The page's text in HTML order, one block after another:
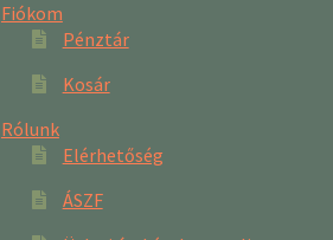
Fiókom
Pénztár
Kosár
Rólunk
Elérhetőség
ÁSZF